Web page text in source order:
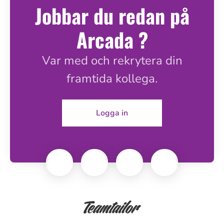
Jobbar du redan på
Arcada ?
Var med och rekrytera din
framtida kollega.
Logga in